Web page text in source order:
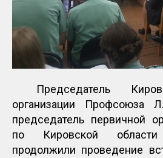
Председатель
организации Профсоюза
председатель первичной
по Кировской
продолжили проведение